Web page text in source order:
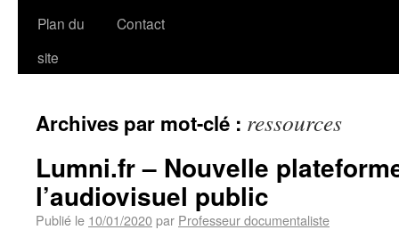
Plan du
site
Contact
Archives par mot-clé : ressources
Lumni.fr – Nouvelle
l’audiovisuel public
Publié le 10/01/2020par Professeur documentaliste